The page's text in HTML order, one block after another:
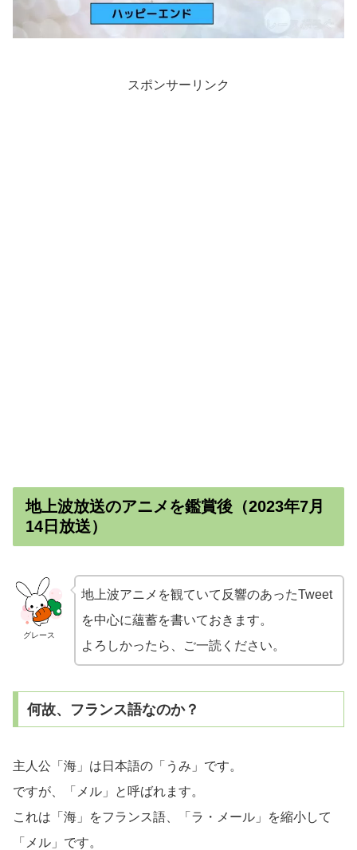
スポンサーリンク
地上波放送のアニメを鑑賞後（2023年7月
14日放送）
グレース
地上波アニメを観ていて反響のあったTweet
を中心に蘊蓄を書いておきます。
よろしかったら、ご一読ください。
何故、フランス語なのか？
主人公「海」は日本語の「うみ」です。
ですが、「メル」と呼ばれます。
これは「海」をフランス語、「ラ・メール」を縮小して
「メル」です。